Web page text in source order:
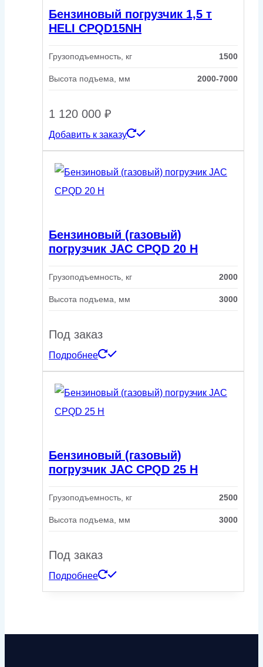
Бензиновый погрузчик 1,5 т
HELI CPQD15NH
Грузоподъемность, кг 1500
Высота подъема, мм 2000-7000
1 120 000 ₽
Добавить к заказу
Бензиновый (газовый)
погрузчик JAC CPQD 20 H
Грузоподъемность, кг 2000
Высота подъема, мм 3000
Под заказ
Подробнее
Бензиновый (газовый)
погрузчик JAC CPQD 25 H
Грузоподъемность, кг 2500
Высота подъема, мм 3000
Под заказ
Подробнее